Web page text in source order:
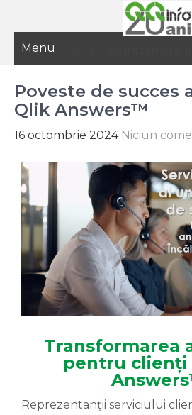
Menu
Poveste de succes
Qlik Answers™
16 octombrie 2024 Niciun
Transformarea
pentru clienți
Reprezentanții serviciului